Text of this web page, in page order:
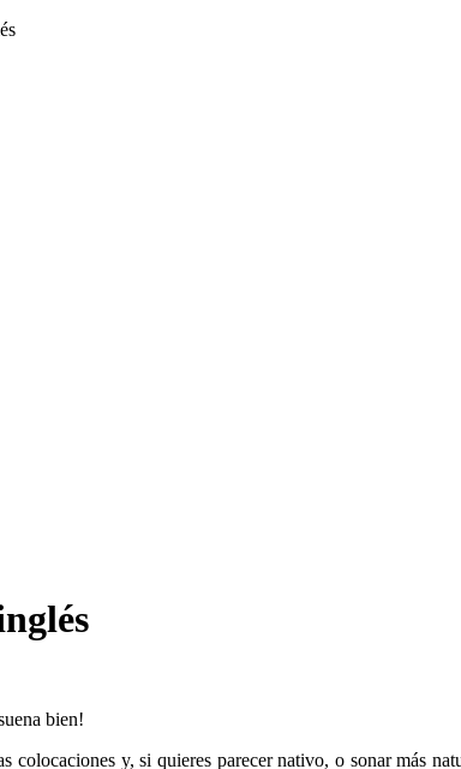
bien!
y, si quieres parecer nativo, o sonar más